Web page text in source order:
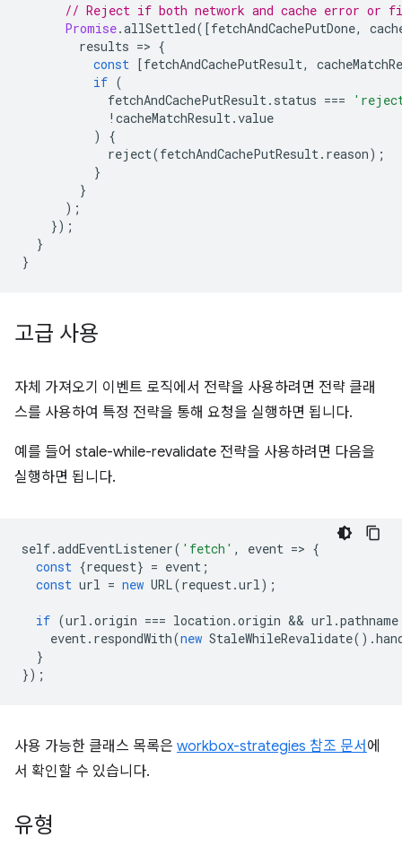
// Reject if both network and cache error or
Promise.allSettled([fetchAndCachePutDone,
results => {
const [fetchAndCachePutResult,
if (
fetchAndCachePutResult . status ===
! cacheMatchResult .value
)
{
reject(fetchAndCachePutResult . reason);
}
}
);
});
}
}
고급 사용
자체 가져오기 이벤트 로직에서 전략을 사용하려면 전략 클래
스를 사용하여 특정 전략을 통해 요청을 실행하면 됩니다.
예를 들어 stale-while-revalidate 전략을 사용하려면 다음을
실행하면 됩니다.
self.addEventListener( 'fetch' , event => {
const {request} = event ;
const url = new URL(request .url );
if (url .origin === location .origin && url .pathname
event . respondWith(new StaleWhileRevalidate().
}
});
사용 가능한 클래스 목록은 workbox-strategies 참조 문서 에
서 확인할 수 있습니다.
유형